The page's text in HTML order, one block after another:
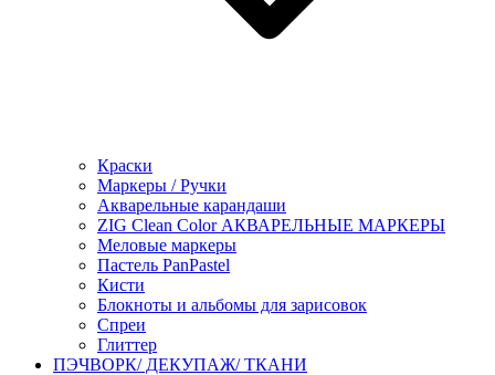
Краски
Маркеры / Ручки
Акварельные карандаши
ZIG Clean Color АКВАРЕЛЬНЫЕ МАРКЕРЫ
Меловые маркеры
Пастель PanPastel
Кисти
Блокноты и альбомы для зарисовок
Спреи
Глиттер
ПЭЧВОРК/ ДЕКУПАЖ/ ТКАНИ